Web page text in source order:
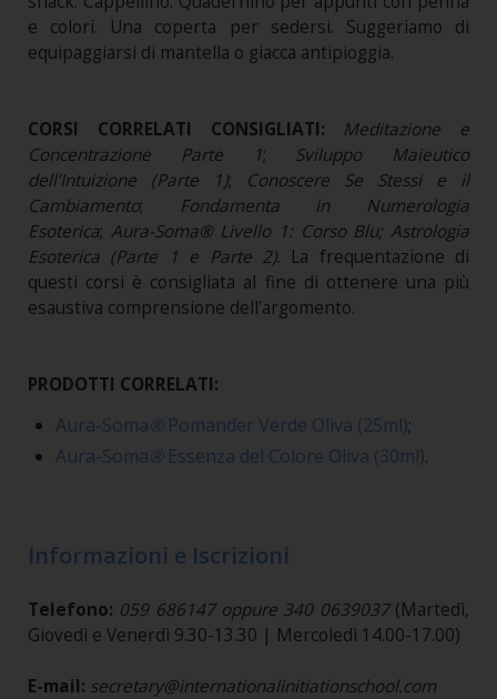
e colori. Una coperta per sedersi. Suggeriamo di
equipaggiarsi di mantella o giacca antipioggia.
CORSI CORRELATI CONSIGLIATI: Meditazione e
Concentrazione Parte 1; Sviluppo Maieutico
dell’Intuizione (Parte 1); Conoscere Se Stessi e il
Cambiamento;
Fondamenta in Numerologia
Esoterica; Aura-Soma® Livello 1: Corso Blu; Astrologia
Esoterica (Parte 1 e Parte 2). La frequentazione di
questi corsi è consigliata al fine di ottenere una più
esaustiva comprensione dell'argomento.
PRODOTTI CORRELATI:
Aura-Soma® Pomander Verde Oliva (25ml);
Aura-Soma® Essenza del Colore Oliva (30ml).
Informazioni e Iscrizioni
Telefono: 059 686147 oppure 340 0639037(Martedì,
Giovedì e Venerdì 9.30-13.30 | Mercoledì 14.00-17.00)
E-mail: secretary@internationalinitiationschool.com